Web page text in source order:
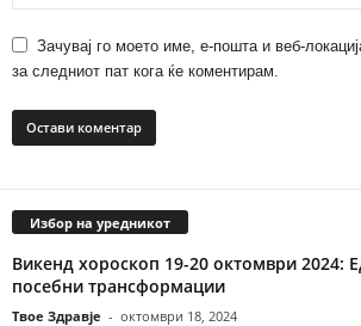
Зачувај го моето име, е-пошта и веб-
за следниот пат кога ќе коментирам.
Избор на уредникот
Викенд хороскоп 19-20 октомври 2024:
посебни трансформации
Твое Здравје - октомври 18, 2024